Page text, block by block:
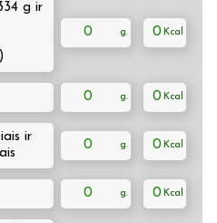
g ir
0 0
0 0
ir
0 0
0 0